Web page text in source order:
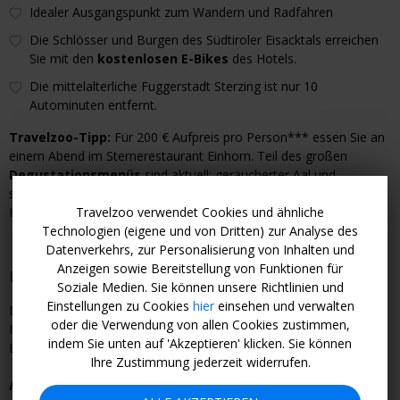
Idealer Ausgangspunkt zum Wandern und Radfahren
Die Schlösser und Burgen des Südtiroler Eisacktals erreichen
Sie mit den kostenlosen E-Bikes des Hotels.
Die mittelalterliche Fuggerstadt Sterzing ist nur 10
Autominuten entfernt.
Travelzoo-Tipp: Für 200 € Aufpreis pro Person*** essen Sie an
einem Abend im Sternerestaurant Einhorn. Teil des großen
Degustationsmenüssind aktuell: geräucherter Aal und
schwarzer Trüffel, verschiedene Gänseleber-Kompositionen, ein
Krustentier-Risotto und Yuzu-Schokolade mit Shisoeis.
Über das Hotel
Es gibtkeine barrierefreien Zimmerim Haus. Für weitere
Informationen kontaktieren Sie das Hotel vorab per Telefon oder
E-Mail.
Anreise mit Kindbzw. einer dritten Person auf Anfrage möglich
Travelzoo verwendet Cookies und ähnliche
Technologien (eigene und von Dritten) zur Analyse des
Datenverkehrs, zur Personalisierung von Inhalten und
Anzeigen sowie Bereitstellung von Funktionen für
Soziale Medien. Sie können unsere Richtlinien und
Einstellungen zu Cookies hiereinsehen und verwalten
oder die Verwendung von allen Cookies zustimmen,
indem Sie unten auf 'Akzeptieren' klicken. Sie können
Ihre Zustimmung jederzeit widerrufen.